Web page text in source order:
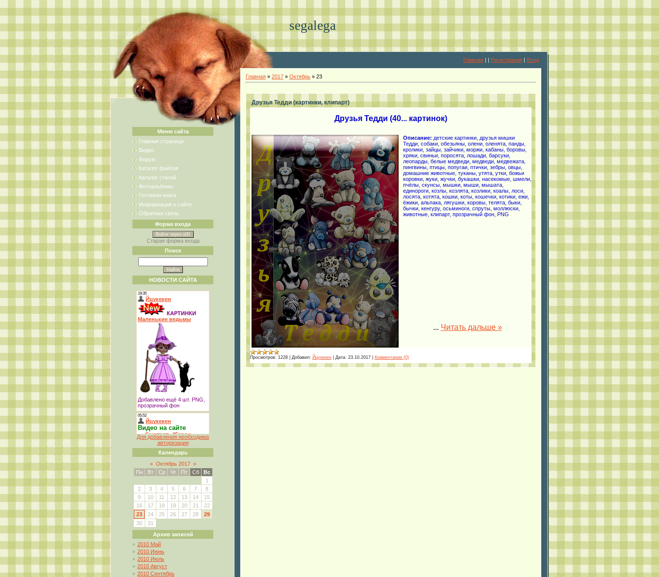
segalega
Главная | | Регистрация | Вход
Меню сайта
Главная страница
Видео
Форум
Каталог файлов
Каталог статей
Фотоальбомы
Гостевая книга
Информация о сайте
Обратная связь
Форма входа
Войти через uID
Старая форма входа
Поиск
НОВОСТИ САЙТА
Для добавления необходима
авторизация
Календарь
« Октябрь 2017 »
Пн
Вт Ср Чт Пт Сб
Вс
1
2
3 4 5 6 7
8
9
10 11 12 13 14
15
16
17 18 19 20 21
22
23
24 25 26 27 28
29
30
31
Архив записей
2010 Май
2010 Июнь
2010 Июль
2010 Август
2010 Сентябрь
Главная » 2017 » Октябрь » 23
Друзья Тедди (картинки, клипарт)
Друзья Тедди (40... картинок)
Описание: детские картинки, друзья мишки
Тедди, собаки, обезьяны, олени, оленята, панды,
кролики, зайцы, зайчики, моржи, кабаны, боровы,
хряки, свиньи, поросята, лошади, барсуки,
леопарды, белые медведи, медведи, медвежата,
пингвины, птицы, попугаи, птички, зебры, овцы,
домашние животные, туканы, утята, утки, божьи
коровки, жуки, жучки, букашки, насекомые, шмели,
пчёлы, скунсы, мышки, мыши, мышата,
единороги, козлы, козлята, козлики, коалы, лоси,
лосята, котята, кошки, коты, кошечки, котики, ежи,
ёжики, альпака, лягушки, коровы, телята, быки,
бычки, кенгуру, осьминоги, спруты, моллюски,
животные, клипарт, прозрачный фон, PNG
... Читать дальше »
Просмотров: 1228 Добавил: Йцукекен Дата: 23.10.2017 Комментарии (0)